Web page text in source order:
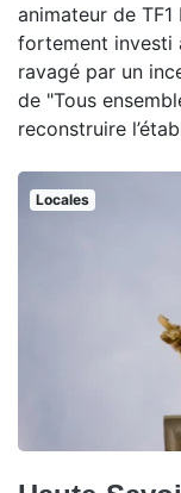
animateur de TF1
fortement investi
ravagé par un
de "Tous
reconstruire
Locales